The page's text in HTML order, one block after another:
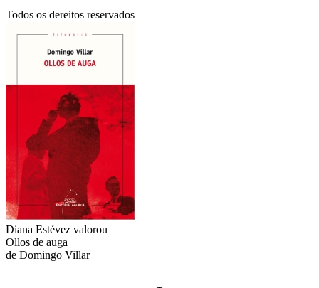
Todos os dereitos reservados
Diana Estévez valorou
Ollos de auga
de Domingo Villar